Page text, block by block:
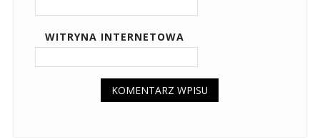
WITRYNA INTERNETOWA